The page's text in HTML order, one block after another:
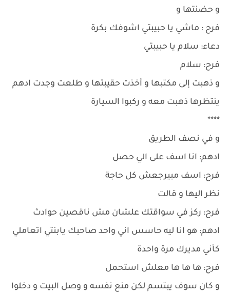
و حضنتها و
فرح : ماشي يا حبيبتي اشوفك بكرة
دعاء: سلام يا حبيبتي
فرح: سلام
و ذهبت إلى مكتبها و أخذت حقيبتها و طلعت وجدت ادهم
ينتظرها ذهبت معه و ركبوا السيارة
****
و في نصف الطريق
ادهم: انا اسف على الي حصل
فرح: اسف مبيرجعش كل حاجة
نظر اليها و قالت
فرح: ركز في سواقتك علشان مش ناقصين حوادث
ادهم: هو انا ليه حاسس اني واحد صاحبك يابنتي اتعاملي
كأني مديرك مرة واحدة
فرح: ها ها ها معلش استحمل
و كان سوف يبتسم لكن منع نفسه و وصل البيت و دخلوا